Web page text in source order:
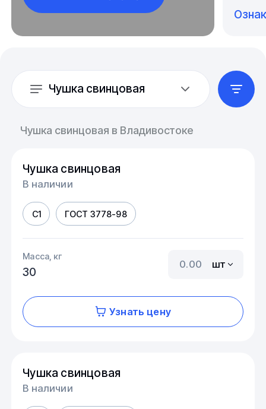
Чушка свинцовая
Чушка свинцовая в Владивостоке
Чушка свинцовая
В наличии
С1 ГОСТ 3778-98
Масса, кг
30
шт
Узнать цену
Чушка свинцовая
В наличии